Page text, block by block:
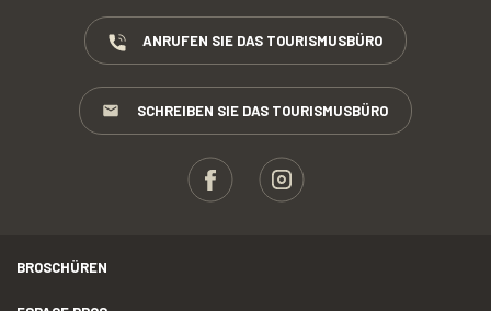
ANRUFEN SIE DAS TOURISMUSBÜRO
SCHREIBEN SIE DAS TOURISMUSBÜRO
BROSCHÜREN